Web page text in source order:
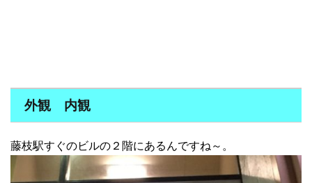
外観 内観
藤枝駅すぐのビルの２階にあるんですね～。